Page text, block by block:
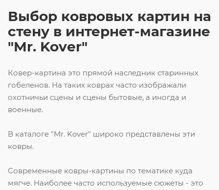
Выбор ковровых картин на
стену в интернет-магазине
"Mr. Kover"
Ковер-картина это прямой наследник старинных
гобеленов. На таких коврах часто изображали
охотничьи сцены и сцены бытовые, а иногда и
военные.
В каталоге "Mr. Kover" широко представлены эти
ковры.
Современные ковры-картины по тематике куда
мягче. Наиболее часто используемые сюжеты - это